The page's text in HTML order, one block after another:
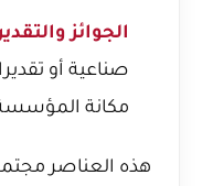
الجوائز
صناعية أو
مكانة
هذه العناصر